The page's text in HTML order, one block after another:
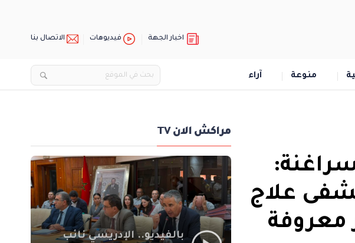
اخبار الجهة فيديوهات الاتصال بنا
منوعة آراء
علاج
معروفة
مراكش الان TV
بالفيديو.. الإدريسي نائب